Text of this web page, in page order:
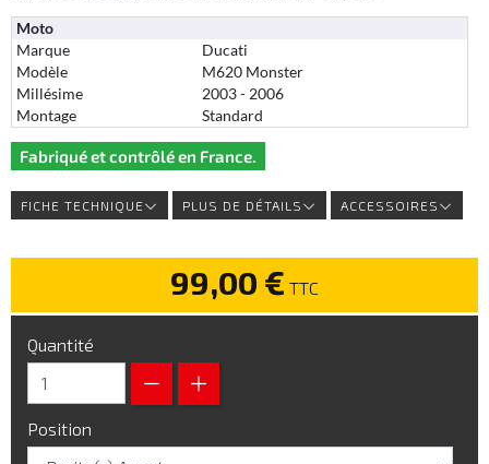
Moto
Marque
Ducati
Modèle
M620 Monster
Millésime
2003 - 2006
Montage
Standard
Fabriqué et contrôlé en France.
FICHE TECHNIQUE PLUS DE DÉTAILS ACCESSOIRES
99,00 € TTC
Quantité
Position